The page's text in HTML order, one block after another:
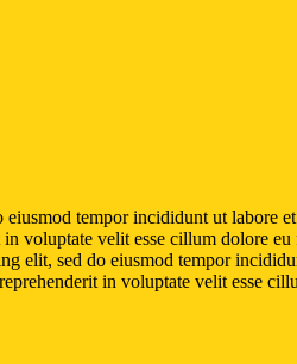
tempor incididunt ut
voluptate velit esse cillum dolore
elit, sed do eiusmod tempor
in voluptate velit esse